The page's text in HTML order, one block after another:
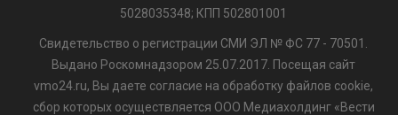
5028035348; КПП 502801001
Свидетельство о регистрации СМИ ЭЛ № ФС 77 - 70501.
Выдано Роскомнадзором 25.07.2017. Посещая сайт
vmo24.ru, Вы даете согласие на обработку файлов cookie,
сбор которых осуществляется ООО Медиахолдинг «Вести